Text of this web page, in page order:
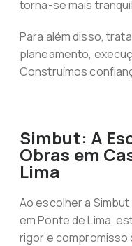
torna-se mais
Para além disso,
planeamento,
Construímos
Simbut: A
Obras em
Lima
Ao escolher a
em Ponte de Lima,
rigor e compromisso